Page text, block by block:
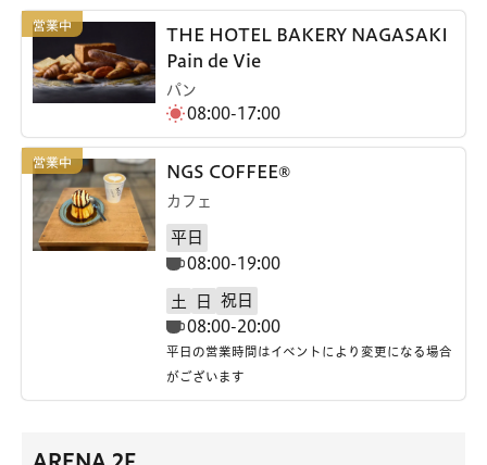
THE HOTEL BAKERY NAGASAKI
Pain de Vie
パン
08:00-17:00
NGS COFFEE®
カフェ
平日
08:00-19:00
土 日
祝日
08:00-20:00
平日の営業時間はイベントにより変更になる場合
がございます